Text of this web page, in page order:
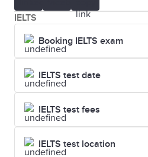
IELTS
Booking IELTS exam
IELTS test date
IELTS test fees
IELTS test location